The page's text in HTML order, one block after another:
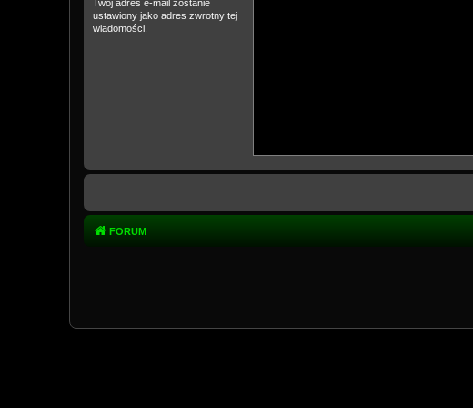
Twój adres e-mail zostanie
ustawiony jako adres zwrotny tej
wiadomości.
FORUM